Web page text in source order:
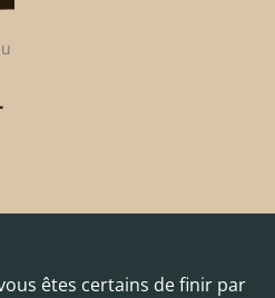
êtes certains de finir par